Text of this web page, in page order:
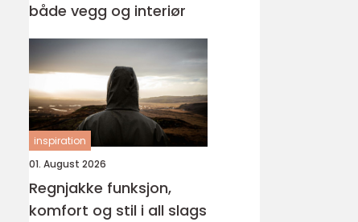
både vegg og interiør
inspiration
01. August 2026
Regnjakke funksjon,
komfort og stil i all slags